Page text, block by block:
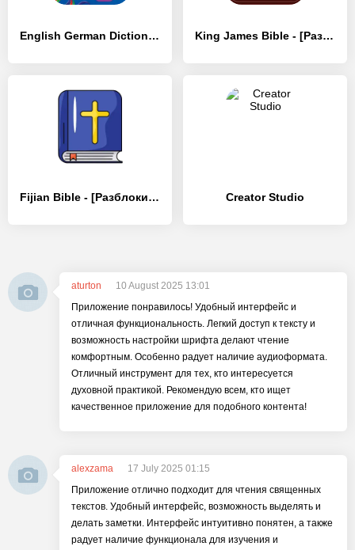
English German Dictionary - [Премиум версия] King James Bible - [Разблокированная версия]
Fijian Bible - [Разблокированная версия] Creator Studio
aturton
10 August 2025 13:01
Приложение понравилось! Удобный интерфейс и
отличная функциональность. Легкий доступ к тексту и
возможность настройки шрифта делают чтение
комфортным. Особенно радует наличие аудиоформата.
Отличный инструмент для тех, кто интересуется
духовной практикой. Рекомендую всем, кто ищет
качественное приложение для подобного контента!
alexzama
17 July 2025 01:15
Приложение отлично подходит для чтения священных
текстов. Удобный интерфейс, возможность выделять и
делать заметки. Интерфейс интуитивно понятен, а также
радует наличие функционала для изучения и